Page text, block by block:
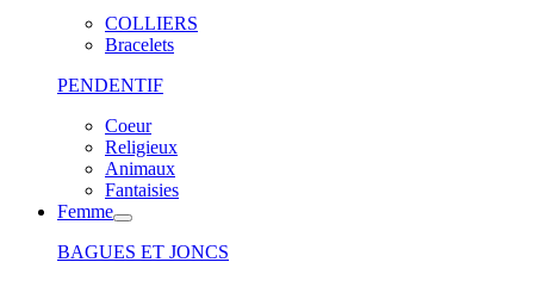
COLLIERS
Bracelets
PENDENTIF
Coeur
Religieux
Animaux
Fantaisies
Femme
BAGUES ET JONCS